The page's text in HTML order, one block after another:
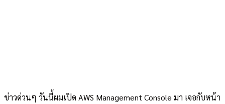
ข่าวด่วนๆ วันนี้ผมเปิด AWS Management Console มา เจอกับหน้า